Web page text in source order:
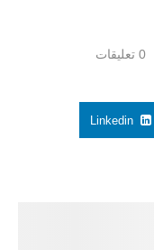
0 تعليقات
Linkedin